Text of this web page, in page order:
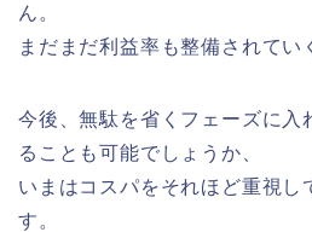
ん。
まだまだ利益率も整備されてい
今後、無駄を省くフェーズに入
ることも可能でしょうか、
いまはコスパをそれほど重視し
す。